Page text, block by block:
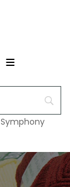
≡
Symphony